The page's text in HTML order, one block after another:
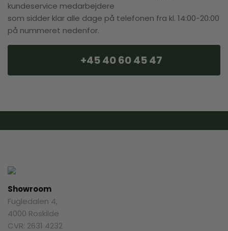
kundeservice medarbejdere
som sidder klar alle dage på telefonen fra kl. 14:00-20:00
på nummeret nedenfor.
+45 40 60 45 47
Showroom
Fugledalen 4,
4000 Roskilde
CVR: 2631 4232